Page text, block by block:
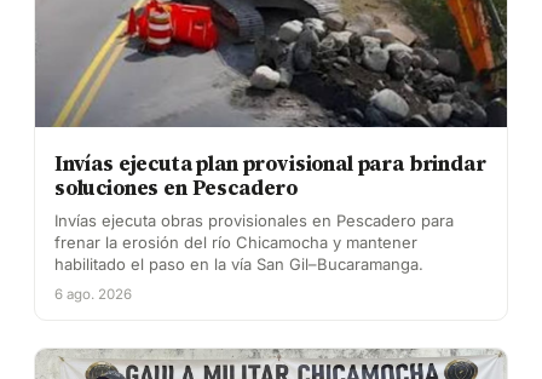
Invías ejecuta plan provisional para brindar
soluciones en Pescadero
Invías ejecuta obras provisionales en Pescadero para
frenar la erosión del río Chicamocha y mantener
habilitado el paso en la vía San Gil–Bucaramanga.
6 ago. 2026